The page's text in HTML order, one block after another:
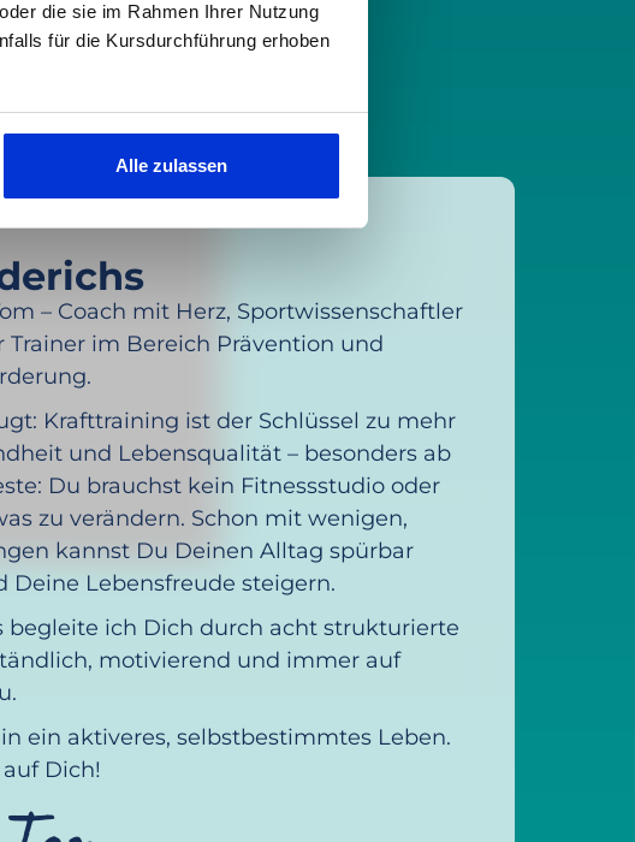
die sie im Rahmen Ihrer Nutzung
für die Kursdurchführung erhoben
Alle zulassen
– Coach mit Herz, Sportwissenschaftler
Trainer im Bereich Prävention und
Krafttraining ist der Schlüssel zu mehr
und Lebensqualität – besonders ab
Du brauchst kein Fitnessstudio oder
zu verändern. Schon mit wenigen,
kannst Du Deinen Alltag spürbar
Deine Lebensfreude steigern.
begleite ich Dich durch acht strukturierte
motivierend und immer auf
ein aktiveres, selbstbestimmtes Leben.
Dich!